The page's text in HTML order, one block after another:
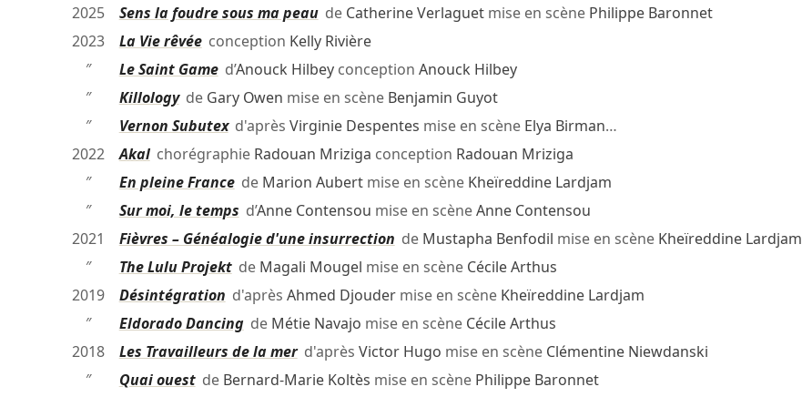
2025
Sens la foudre sous ma peaude Catherine Verlaguetmise en scène Philippe Baronnet
2023
La Vie rêvéeconception Kelly Rivière
″
Le Saint Gamed’Anouck Hilbeyconception Anouck Hilbey
″
Killologyde Gary Owen mise en scène Benjamin Guyot
″
Vernon Subutexd'après Virginie Despentes mise en scène Elya Birman…
2022
Akalchorégraphie Radouan Mriziga conception Radouan Mriziga
″
En pleine Francede Marion Aubertmise en scène Kheïreddine Lardjam
″
Sur moi, le temps d’Anne Contensou mise en scèneAnne Contensou
2021
Fièvres – Généalogie d'une insurrection de Mustapha Benfodil mise en scène Kheïreddine Lardjam
″
The Lulu Projektde Magali Mougel mise en scène Cécile Arthus
2019
Désintégration d'après Ahmed Djoudermise en scène Kheïreddine Lardjam
″
Eldorado Dancingde Métie Navajo mise en scène Cécile Arthus
2018
Les Travailleurs de la merd'après Victor Hugo mise en scène Clémentine Niewdanski
″
Quai ouestde Bernard-Marie Koltès mise en scène Philippe Baronnet